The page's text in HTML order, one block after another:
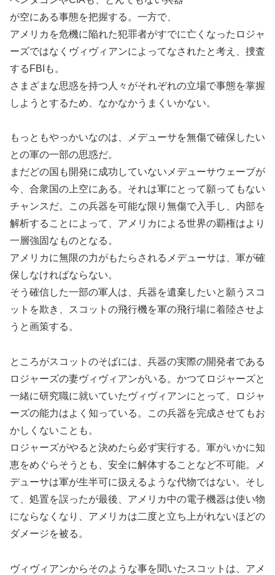
が空にある事態を把握する。一方で、
アメリカを危機に陥れた犯罪者がすでに亡くなったロジャ
ーズではなくヴィヴィアンによってなされたと考え、捜査
するFBIも。
さまざまな思惑を持つ人々がそれぞれの立場で事態を掌握
しようとするため、なかなかうまくいかない。
もっともやっかいなのは、メデューサを無傷で確保したい
との軍の一部の思惑だ。
まだどの国も開発に成功していないメデューサウェーブが
今、合衆国の上空にある。それは軍にとって願ってもない
チャンスだ。この兵器を可能な限り無傷で入手し、内部を
解析することによって、アメリカによる世界の覇権はより
一層強固なものとなる。
アメリカに無限の力がもたらされるメデューサは、軍が確
保しなければならない。
そう確信した一部の軍人は、兵器を遺棄したいと願うスコ
ットを欺き、スコットの飛行機を軍の飛行場に着陸させよ
うと画策する。
ところがスコットのそばには、兵器の実際の開発者である
ロジャーズの妻ヴィヴィアンがいる。かつてロジャーズと
一緒に研究職に就いていたヴィヴィアンにとって、ロジャ
ーズの能力はよく知っている。この兵器を完成させてもお
かしくないことも。
ロジャーズがやると決めたら必ず実行する。軍がいかに知
恵をめぐらそうとも、安全に解体することなど不可能。メ
デューサは軍が生半可に扱えるような代物ではない。そし
て、処置を誤ったが最後、アメリカ中の電子機器は使い物
にならなくなり、アメリカは二度と立ち上がれないほどの
ダメージを被る。
ヴィヴィアンからそのような事を聞いたスコットは、アメ